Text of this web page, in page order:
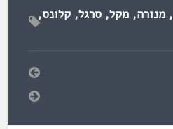
,מנורה,מקל,סרגל,קלונס,